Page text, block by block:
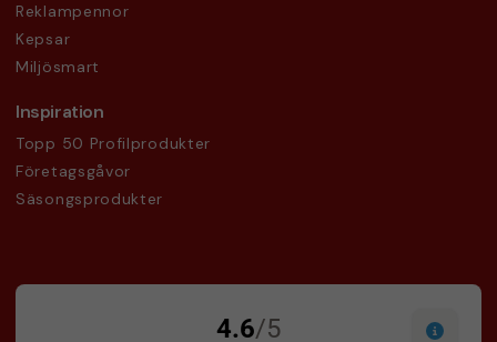
Reklampennor
Kepsar
Miljösmart
Inspiration
Topp 50 Profilprodukter
Företagsgåvor
Säsongsprodukter